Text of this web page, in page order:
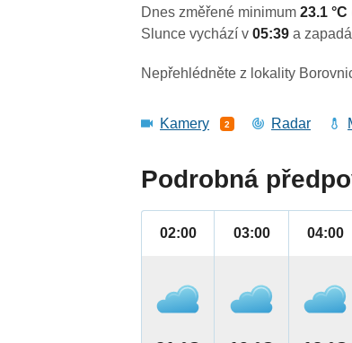
Dnes změřené minimum23.1 °C
Slunce vychází v05:39a
Nepřehlédněte z lokality
Kamery 2 Radar
Podrobná
02:00 03:00 04:00